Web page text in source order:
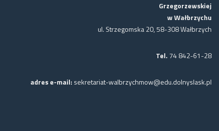
Grzegorzewskiej
w Wałbrzychu
ul. Strzegomska 20, 58-308 Wałbrzych
Tel. 74 842-61-28
adres e-mail: sekretariat-walbrzychmow@edu.dolnyslask.pl